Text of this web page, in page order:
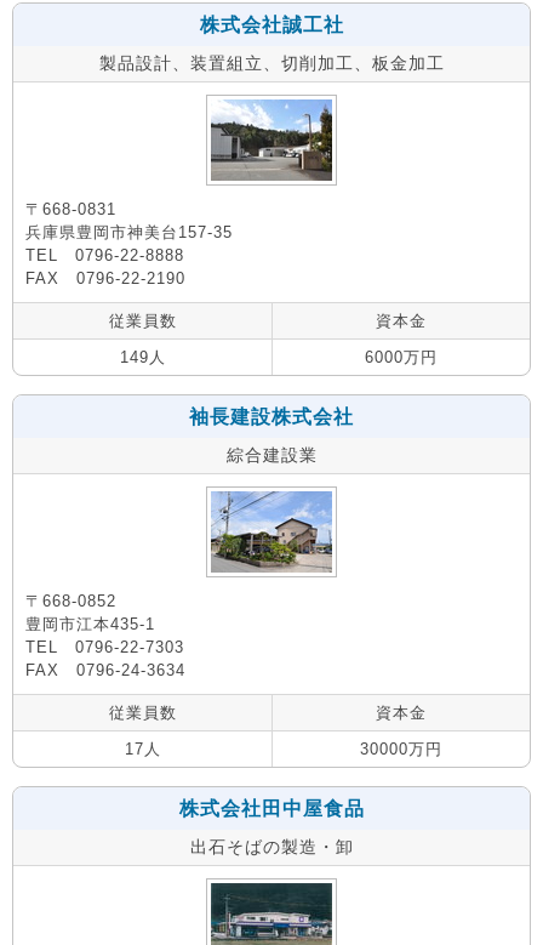
株式会社誠工社
製品設計、装置組立、切削加工、板金加工
〒668-0831
兵庫県豊岡市神美台157-35
TEL 0796-22-8888
FAX 0796-22-2190
従業員数
資本金
149人
6000万円
袖長建設株式会社
綜合建設業
〒668-0852
豊岡市江本435-1
TEL 0796-22-7303
FAX 0796-24-3634
従業員数
資本金
17人
30000万円
株式会社田中屋食品
出石そばの製造・卸